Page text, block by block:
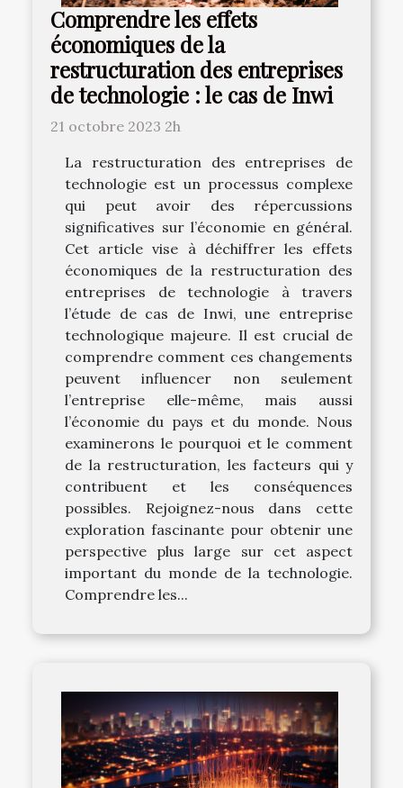
Comprendre les effets
économiques de la
restructuration des entreprises
de technologie : le cas de Inwi
21 octobre 2023 2h
La restructuration des entreprises de
technologie est un processus complexe
qui peut avoir des répercussions
significatives sur l’économie en général.
Cet article vise à déchiffrer les effets
économiques de la restructuration des
entreprises de technologie à travers
l’étude de cas de Inwi, une entreprise
technologique majeure. Il est crucial de
comprendre comment ces changements
peuvent influencer non seulement
l’entreprise elle-même, mais aussi
l’économie du pays et du monde. Nous
examinerons le pourquoi et le comment
de la restructuration, les facteurs qui y
contribuent et les conséquences
possibles. Rejoignez-nous dans cette
exploration fascinante pour obtenir une
perspective plus large sur cet aspect
important du monde de la technologie.
Comprendre les...